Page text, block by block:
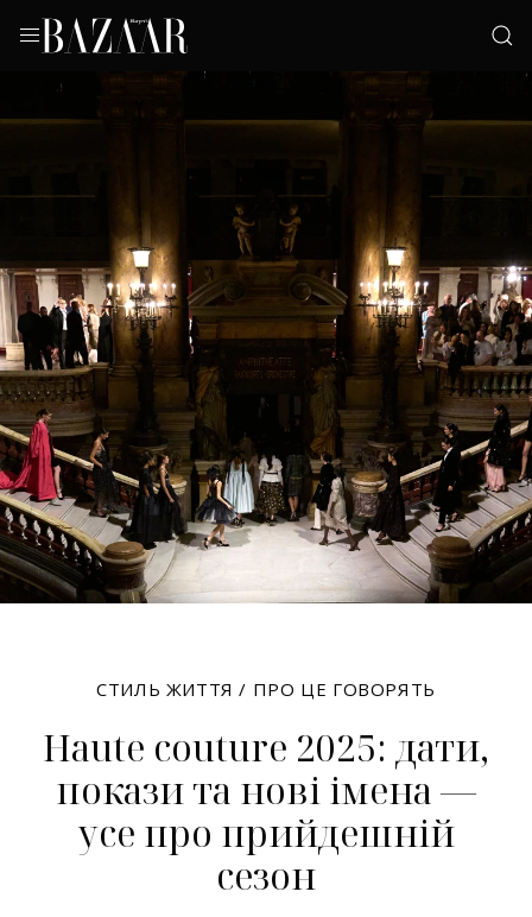
СТИЛЬ ЖИТТЯ / ПРО ЦЕ ГОВОРЯТЬ
Haute couture 2025: дати,
покази та нові імена —
усе про прийдешній
сезон